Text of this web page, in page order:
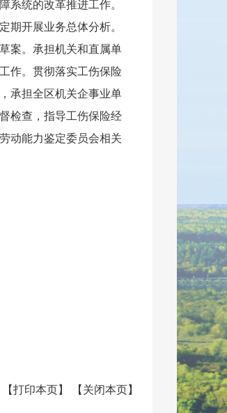
系统的改革推进工作。
期开展业务总体分析。
案。承担机关和直属单
作。贯彻落实工伤保险
承担全区机关企事业单
检查，指导工伤保险经
动能力鉴定委员会相关
【打印本页】 【 关闭本页】